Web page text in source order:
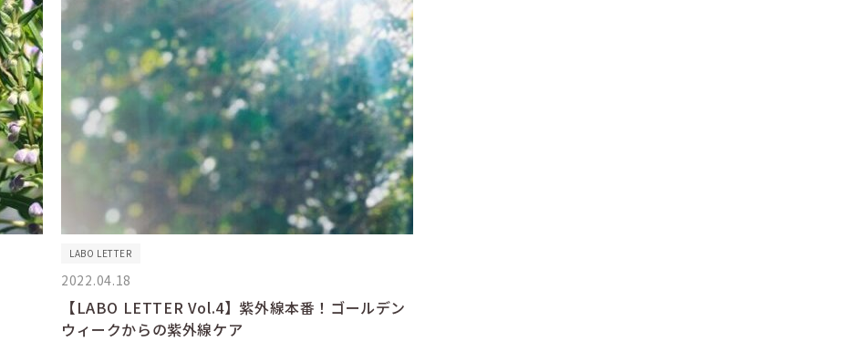
LABO LETTER
2022.04.18
【LABO LETTER Vol.4】紫外線本番！ゴールデン
ウィークからの紫外線ケア